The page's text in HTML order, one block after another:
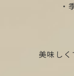
・
美味し